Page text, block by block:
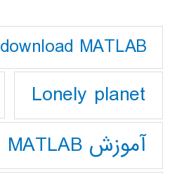
download MATLAB
Lonely planet
آموزش MATLAB